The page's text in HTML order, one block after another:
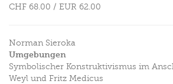
CHF 68.00 / EUR 62.00
Norman Sieroka
Umgebungen
Symbolischer Konstruktivismus im
Weyl und Fritz Medicus